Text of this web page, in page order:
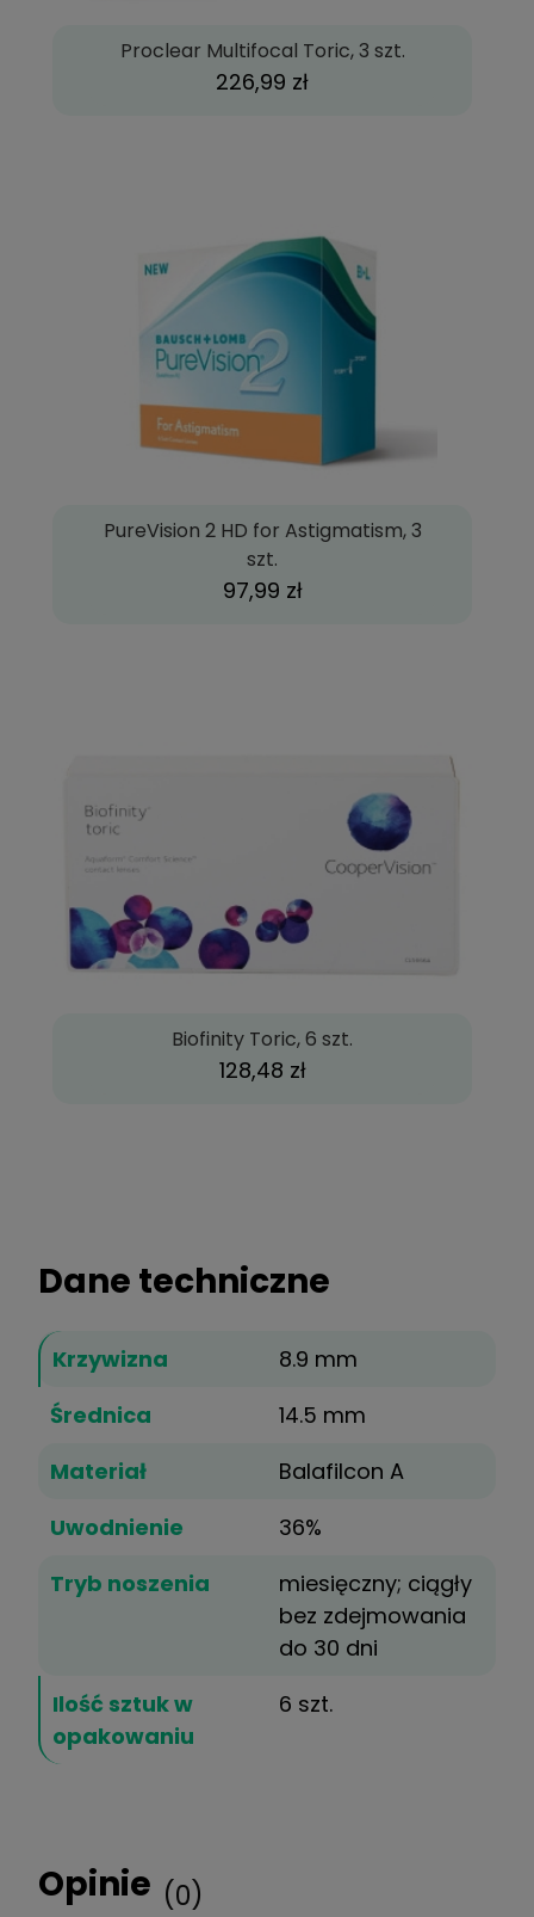
Proclear Multifocal Toric, 3 szt.
226,99 zł
PureVision 2 HD for Astigmatism, 3
szt.
97,99 zł
Biofinity Toric, 6 szt.
128,48 zł
Dane techniczne
Krzywizna
8.9 mm
Średnica
14.5 mm
Materiał
Balafilcon A
Uwodnienie
36%
Tryb noszenia
miesięczny; ciągły
bez zdejmowania
do 30 dni
Ilość sztuk w
opakowaniu
6 szt.
Opinie (0)